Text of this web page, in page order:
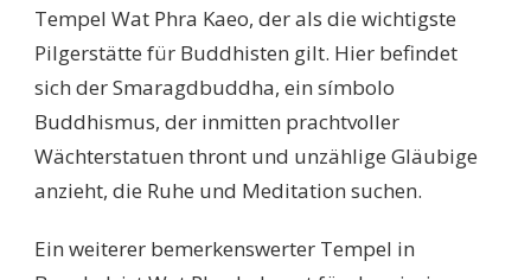
Tempel Wat Phra Kaeo, der als die wichtigste
Pilgerstätte für Buddhisten gilt. Hier befindet
sich der Smaragdbuddha, ein símbolo
Buddhismus, der inmitten prachtvoller
Wächterstatuen thront und unzählige Gläubige
anzieht, die Ruhe und Meditation suchen.
Ein weiterer bemerkenswerter Tempel in